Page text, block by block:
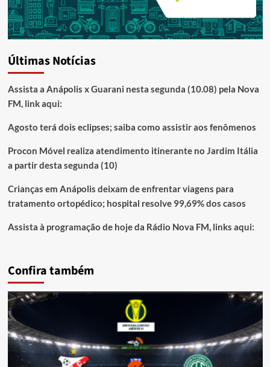
Últimas Notícias
Assista a Anápolis x Guarani nesta segunda (10.08) pela Nova
FM, link aqui:
Agosto terá dois eclipses; saiba como assistir aos fenômenos
Procon Móvel realiza atendimento itinerante no Jardim Itália
a partir desta segunda (10)
Crianças em Anápolis deixam de enfrentar viagens para
tratamento ortopédico; hospital resolve 99,69% dos casos
Assista à programação de hoje da Rádio Nova FM, links aqui:
Confira também